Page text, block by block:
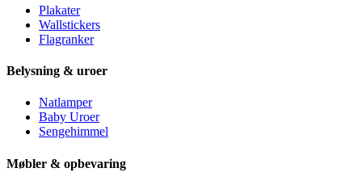
Plakater
Wallstickers
Flagranker
Belysning & uroer
Natlamper
Baby Uroer
Sengehimmel
Møbler & opbevaring